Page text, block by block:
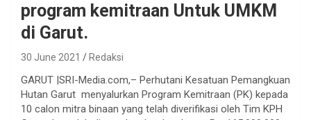
program kemitraan Untuk UMKM
di Garut.
30 June 2021 Redaksi
GARUT |SRI-Media.com,– Perhutani Kesatuan Pemangkuan
Hutan Garut menyalurkan Program Kemitraan (PK) kepada
10 calon mitra binaan yang telah diverifikasi oleh Tim KPH